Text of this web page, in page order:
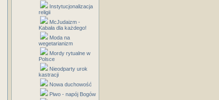
Instytucjonalizacja
religii
McJudaizm -
Kabała dla każdego!
Moda na
wegetarianizm
Mordy rytualne w
Polsce
Nieodparty urok
kastracji
Nowa duchowość
Piwo - napój Bogów